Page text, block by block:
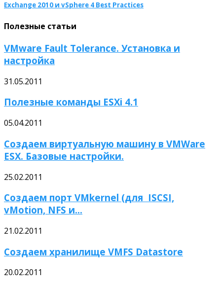
Exchange 2010 и vSphere 4 Best Practices
Полезные статьи
VMware Fault Tolerance. Установка и
настройка
31.05.2011
Полезные команды ESXi 4.1
05.04.2011
Создаем виртуальную машину в VMWare
ESX. Базовые настройки.
25.02.2011
Создаем порт VMkernel (для ISCSI,
vMotion, NFS и...
21.02.2011
Создаем хранилище VMFS Datastore
20.02.2011